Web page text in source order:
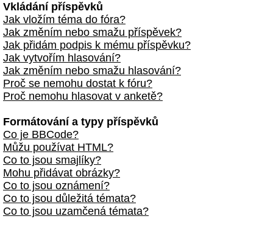
Vkládání příspěvků
Jak vložím téma do fóra?
Jak změním nebo smažu příspěvek?
Jak přidám podpis k mému příspěvku?
Jak vytvořím hlasování?
Jak změním nebo smažu hlasování?
Proč se nemohu dostat k fóru?
Proč nemohu hlasovat v anketě?
Formátování a typy příspěvků
Co je BBCode?
Můžu používat HTML?
Co to jsou smajlíky?
Mohu přidávat obrázky?
Co to jsou oznámení?
Co to jsou důležitá témata?
Co to jsou uzamčená témata?